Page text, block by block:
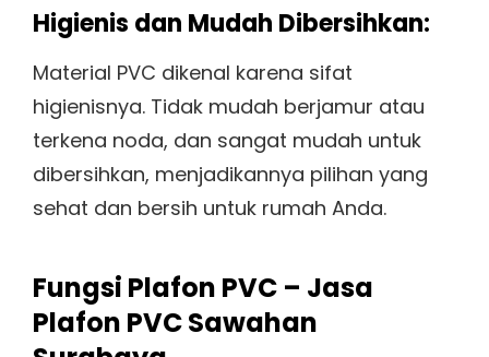
Higienis dan Mudah Dibersihkan:
Material PVC dikenal karena sifat
higienisnya. Tidak mudah berjamur atau
terkena noda, dan sangat mudah untuk
dibersihkan, menjadikannya pilihan yang
sehat dan bersih untuk rumah Anda.
Fungsi Plafon PVC – Jasa
Plafon PVC Sawahan